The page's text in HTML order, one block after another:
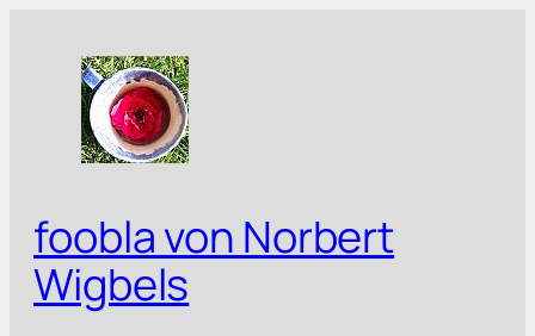
springen
foobla von Norbert
Wigbels